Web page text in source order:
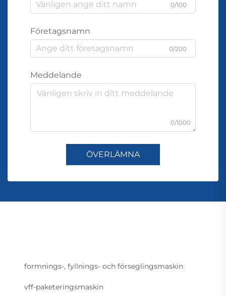
0/100
Företagsnamn
0/200
Meddelande
0/1000
ÖVERLÄMNA
formnings-, fyllnings- och förseglingsmaskin
vff-paketeringsmaskin